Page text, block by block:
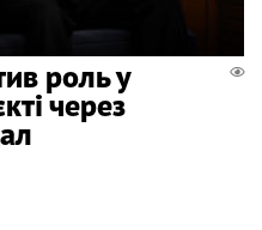
роль у
через